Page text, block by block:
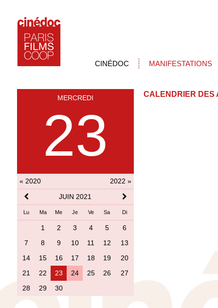
CINÉDOC MANIFESTATIONS
MERCREDI
23
« 2020
2022 »
JUIN 2021
Lu Ma Me Je Ve Sa Di
1 2 3 4 5
6
7
8 9 10 11 12
13
14
15 16 17 18 19
20
21
22 23 24 25 26
27
28
29 30
CALENDRIER DES